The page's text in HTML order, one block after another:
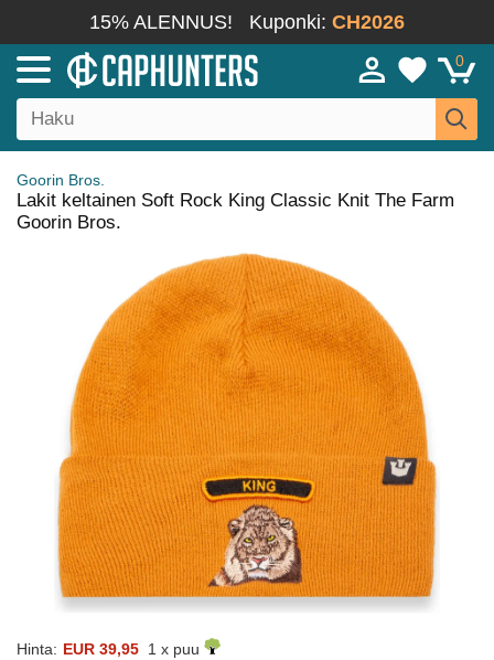
15% ALENNUS! Kuponki: CH2026
0
Goorin Bros.
Lakit keltainen Soft Rock King Classic Knit The Farm
Goorin Bros.
Hinta: EUR 39,95 1 x puu